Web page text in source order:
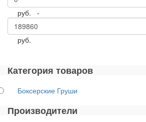
руб. -
руб.
Категория товаров
Боксерские Груши
Производители